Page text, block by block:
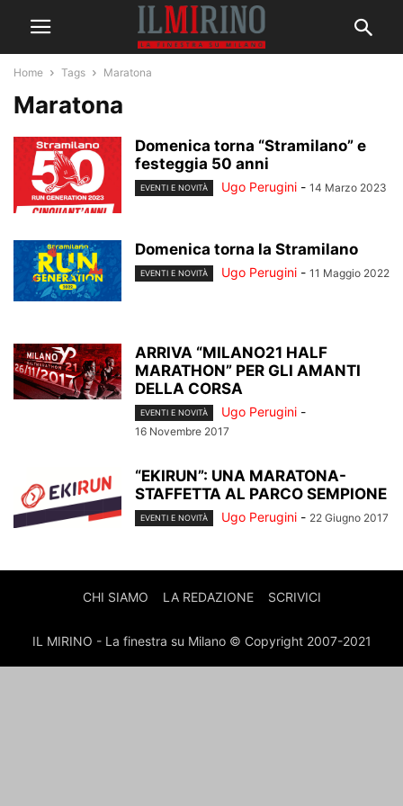
Home Tags Maratona
Maratona
Domenica torna “Stramilano” e
festeggia 50 anni
EVENTI E NOVITÀ Ugo Perugini - 14 Marzo 2023
Domenica torna la Stramilano
EVENTI E NOVITÀ Ugo Perugini - 11 Maggio 2022
ARRIVA “MILANO21 HALF
MARATHON” PER GLI AMANTI
DELLA CORSA
EVENTI E NOVITÀ Ugo Perugini -
16 Novembre 2017
“EKIRUN”: UNA MARATONA-
STAFFETTA AL PARCO SEMPIONE
EVENTI E NOVITÀ Ugo Perugini - 22 Giugno 2017
CHI SIAMO LA REDAZIONE SCRIVICI
IL MIRINO - La finestra su Milano © Copyright 2007-2021